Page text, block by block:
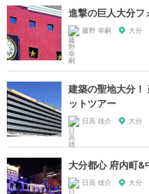
進撃の巨人大分フ
藤野 幸嗣 大分
建築の聖地大分
ットツアー
日高 雄介 大分
大分都心 府内町&
日高 雄介 大分